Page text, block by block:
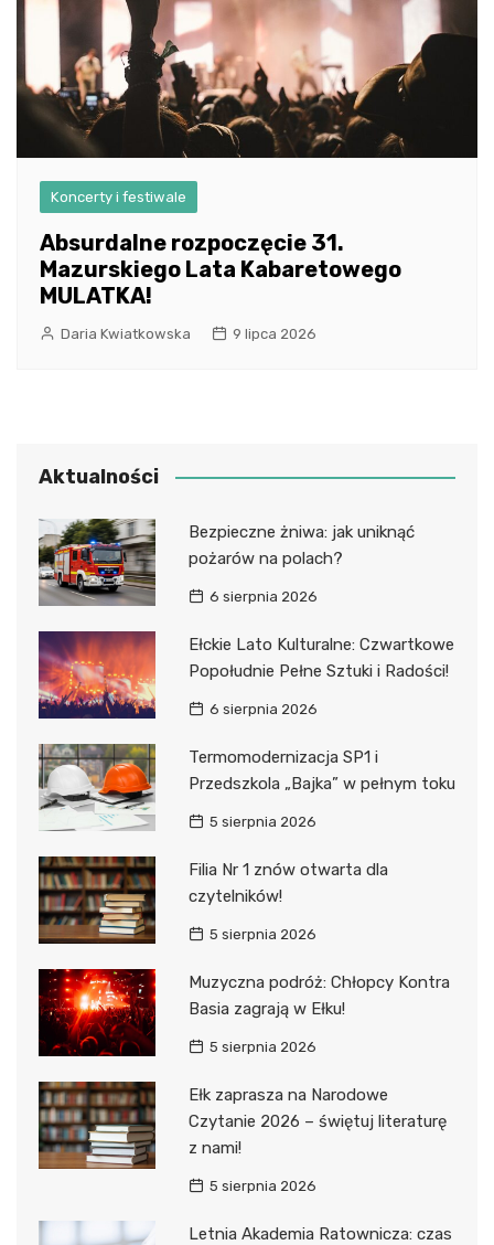
Koncerty i festiwale
Absurdalne rozpoczęcie 31.
Mazurskiego Lata Kabaretowego
MULATKA!
Daria Kwiatkowska 9 lipca 2026
Aktualności
Bezpieczne żniwa: jak uniknąć
pożarów na polach?
6 sierpnia 2026
Ełckie Lato Kulturalne: Czwartkowe
Popołudnie Pełne Sztuki i Radości!
6 sierpnia 2026
Termomodernizacja SP1 i
Przedszkola „Bajka” w pełnym toku
5 sierpnia 2026
Filia Nr 1 znów otwarta dla
czytelników!
5 sierpnia 2026
Muzyczna podróż: Chłopcy Kontra
Basia zagrają w Ełku!
5 sierpnia 2026
Ełk zaprasza na Narodowe
Czytanie 2026 – świętuj literaturę
z nami!
5 sierpnia 2026
Letnia Akademia Ratownicza: czas